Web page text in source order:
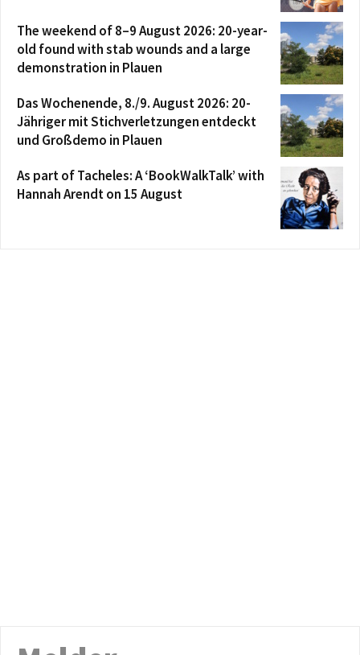
The weekend of 8–9 August 2026: 20-year-
old found with stab wounds and a large
demonstration in Plauen
Das Wochenende, 8./9. August 2026: 20-
Jähriger mit Stichverletzungen entdeckt
und Großdemo in Plauen
As part of Tacheles: A ‘BookWalkTalk’ with
Hannah Arendt on 15 August